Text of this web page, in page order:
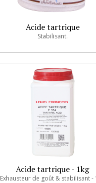
Acide tartrique
Stabilisant.
Acide tartrique - 1kg
Exhausteur de goût & stabilisant -